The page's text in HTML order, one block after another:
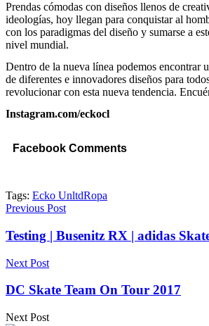
Prendas cómodas con diseños llenos de
ideologías, hoy llegan para conquistar al
con los paradigmas del diseño y sumarse a
nivel mundial.
Dentro de la nueva línea podemos encontrar
de diferentes e innovadores diseños para
revolucionar con esta nueva tendencia.
Instagram.com/eckocl
Facebook Comments
Tags: Ecko UnltdRopa
Previous Post
Testing | Busenitz RX | adidas
Next Post
DC Skate Team On Tour 2017
Next Post